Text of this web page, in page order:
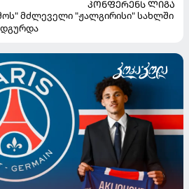
ᲙᲝᲜᲤᲔᲠᲔᲜᲡ ᲚᲘᲒᲐ
მძლეველი "ჟალგირისი" სახლში